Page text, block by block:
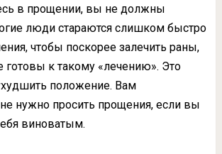
в прощении, вы не должны
люди стараются слишком быстро
чтобы поскорее залечить раны,
готовы к такому «лечению». Это
положение. Вам
нужно просить прощения, если вы
виноватым.